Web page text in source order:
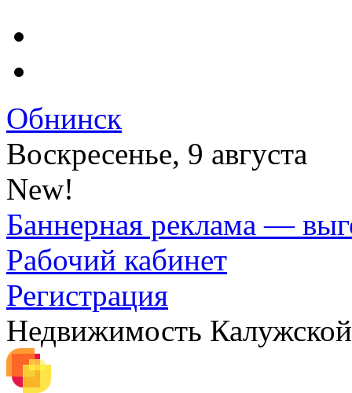
Обнинск
Воскресенье, 9 августа
New!
Баннерная реклама —
Рабочий кабинет
Регистрация
Недвижимость